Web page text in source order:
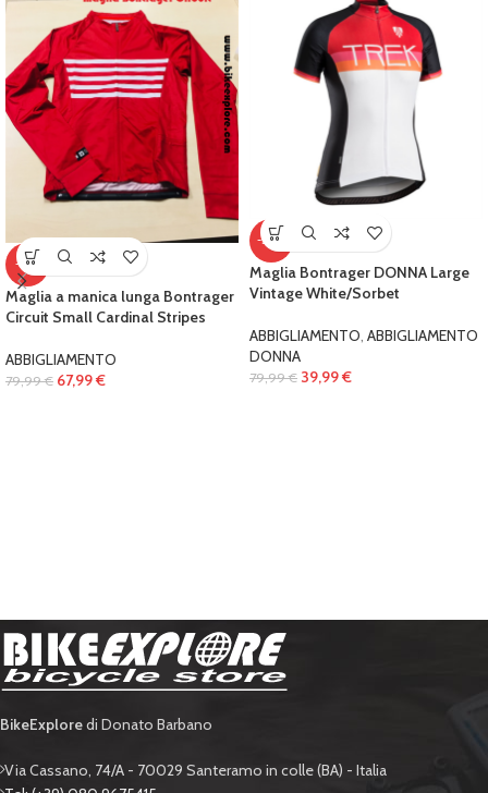
-15%
Maglia a manica lunga Bontrager
Circuit Small Cardinal Stripes
ABBIGLIAMENTO
79,99€ 67,99€
-50%
Maglia Bontrager DONNA Large
Vintage White/Sorbet
ABBIGLIAMENTO, ABBIGLIAMENTO
DONNA
79,99€ 39,99€
BikeExploredi Donato Barbano
Via Cassano, 74/A - 70029 Santeramo in colle (BA) - Italia